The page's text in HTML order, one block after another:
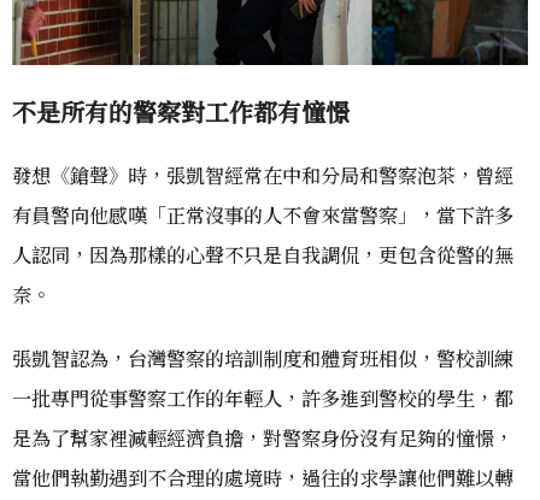
不是所有的警察對工作都有憧憬
發想《鎗聲》時，張凱智經常在中和分局和警察泡茶，曾經
有員警向他感嘆「正常沒事的人不會來當警察」，當下許多
人認同，因為那樣的心聲不只是自我調侃，更包含從警的無
奈。
張凱智認為，台灣警察的培訓制度和體育班相似，警校訓練
一批專門從事警察工作的年輕人，許多進到警校的學生，都
是為了幫家裡減輕經濟負擔，對警察身份沒有足夠的憧憬，
當他們執勤遇到不合理的處境時，過往的求學讓他們難以轉